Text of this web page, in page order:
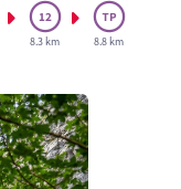
8.3 km 8.8 km